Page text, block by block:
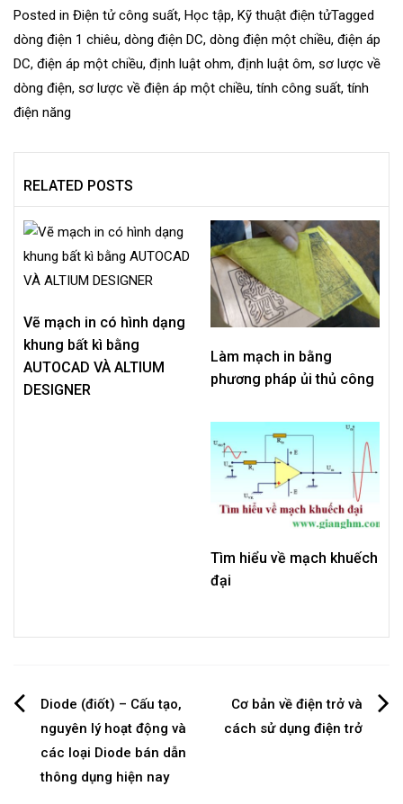
Posted in Điện tử công suất, Học tập, Kỹ thuật điện tửTagged
dòng điện 1 chiêu, dòng điện DC, dòng điện một chiều, điện áp
DC, điện áp một chiều, định luật ohm, định luật ôm, sơ lược về
dòng điện, sơ lược về điện áp một chiều, tính công suất, tính
điện năng
RELATED POSTS
Vẽ mạch in có hình dạng
khung bất kì bằng
AUTOCAD VÀ ALTIUM
DESIGNER
Làm mạch in bằng
phương pháp ủi thủ công
Tìm hiểu về mạch khuếch
đại
Post
navigation
Diode (điốt) – Cấu tạo,
nguyên lý hoạt động và
các loại Diode bán dẫn
thông dụng hiện nay
Cơ bản về điện trở và
cách sử dụng điện trở